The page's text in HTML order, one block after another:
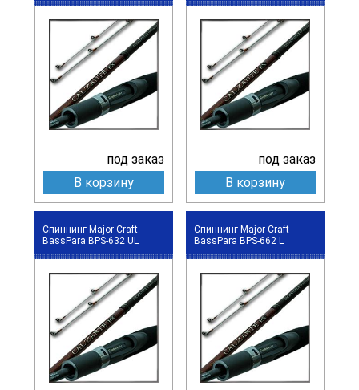
под заказ
В корзину
под заказ
В корзину
Спиннинг Major Craft
BassPara BPS-632 UL
Спиннинг Major Craft
BassPara BPS-662 L